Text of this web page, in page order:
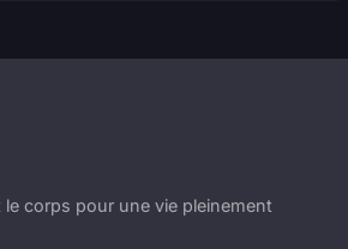
le corps pour une vie pleinement